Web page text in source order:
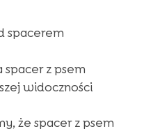
spacerem
z psem
widoczności
że spacer z psem